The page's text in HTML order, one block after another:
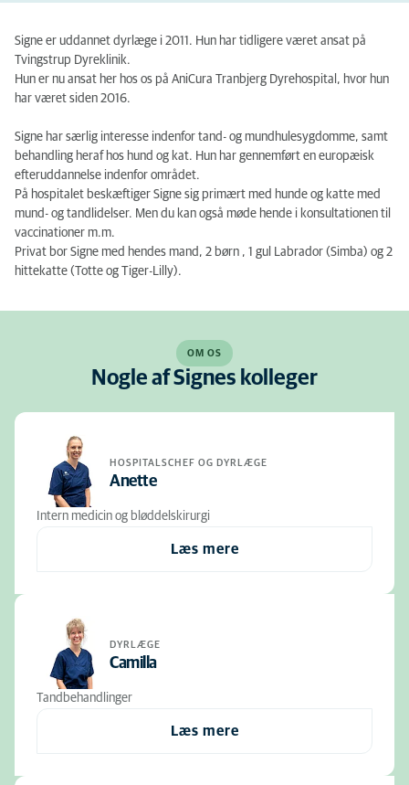
Signe er uddannet dyrlæge i 2011. Hun har tidligere været ansat på
Tvingstrup Dyreklinik.
Hun er nu ansat her hos os på AniCura Tranbjerg Dyrehospital, hvor hun
har været siden 2016.
Signe har særlig interesse indenfor tand- og mundhulesygdomme, samt
behandling heraf hos hund og kat. Hun har gennemført en europæisk
efteruddannelse indenfor området.
På hospitalet beskæftiger Signe sig primært med hunde og katte med
mund- og tandlidelser. Men du kan også møde hende i konsultationen til
vaccinationer m.m.
Privat bor Signe med hendes mand, 2 børn , 1 gul Labrador (Simba) og 2
hittekatte (Totte og Tiger-Lilly).
OM OS
Nogle af Signes kolleger
HOSPITALSCHEF OG DYRLÆGE
Anette
Intern medicin og bløddelskirurgi
Læs mere
DYRLÆGE
Camilla
Tandbehandlinger
Læs mere